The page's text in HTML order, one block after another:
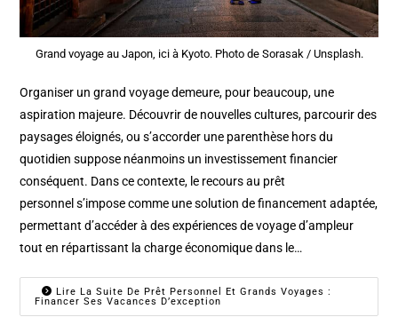
Grand voyage au Japon, ici à Kyoto. Photo de Sorasak / Unsplash.
Organiser un grand voyage demeure, pour beaucoup, une
aspiration majeure. Découvrir de nouvelles cultures, parcourir des
paysages éloignés, ou s’accorder une parenthèse hors du
quotidien suppose néanmoins un investissement financier
conséquent. Dans ce contexte, le recours au prêt
personnel s’impose comme une solution de financement adaptée,
permettant d’accéder à des expériences de voyage d’ampleur
tout en répartissant la charge économique dans le…
Lire La Suite De Prêt Personnel Et Grands Voyages :
Financer Ses Vacances D’exception